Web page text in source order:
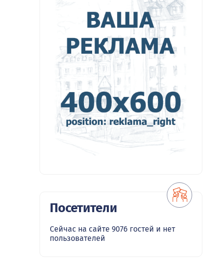
Посетители
Сейчас на сайте 9076 гостей и нет
пользователей